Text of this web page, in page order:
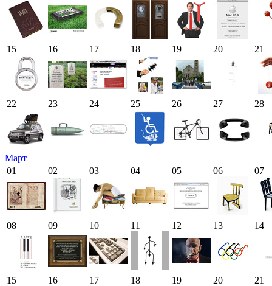
15 16 17 18 19 20 21
22 23 24 25 26 27 28
Март
01
02 03 04 05 06 07
08 09 10 11 12 13 14
15 16 17 18 19 20 21